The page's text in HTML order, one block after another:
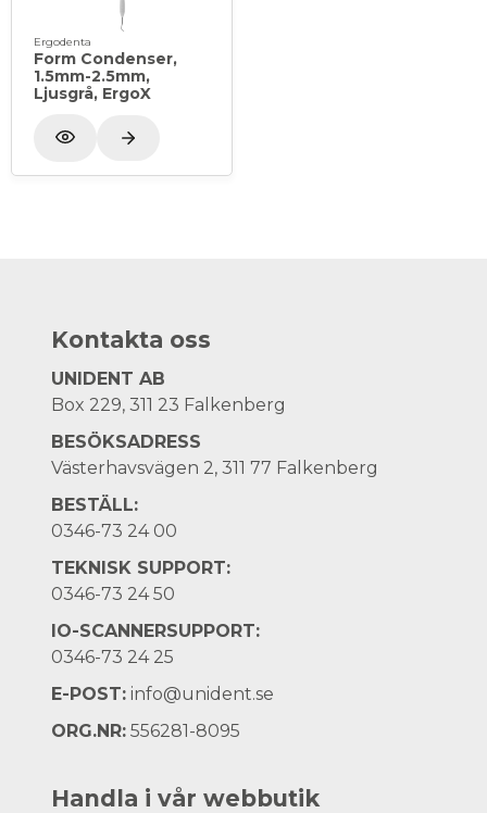
Ergodenta
Form Condenser,
1.5mm-2.5mm,
Ljusgrå, ErgoX
Kontakta oss
UNIDENT AB
Box 229, 311 23 Falkenberg
BESÖKSADRESS
Västerhavsvägen 2, 311 77 Falkenberg
BESTÄLL:
0346-73 24 00
TEKNISK SUPPORT:
0346-73 24 50
IO-SCANNERSUPPORT:
0346-73 24 25
E-POST: info@unident.se
ORG.NR: 556281-8095
Handla i vår webbutik